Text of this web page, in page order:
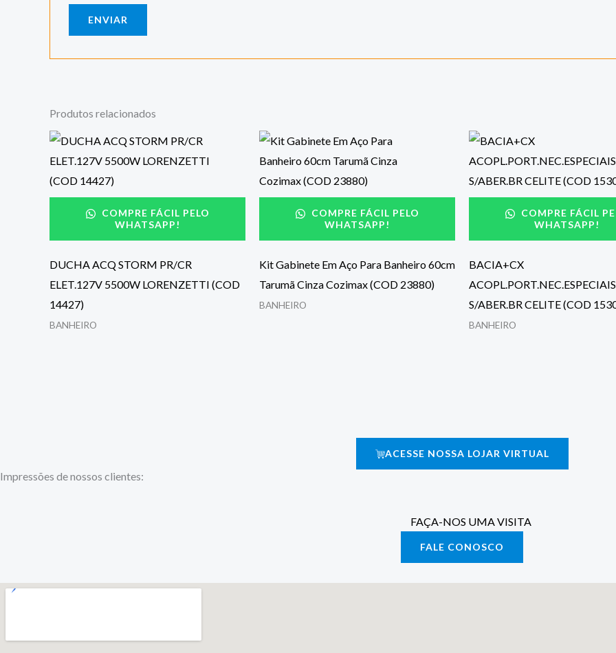
Produtos relacionados
COMPRE FÁCIL PELO
WHATSAPP!
DUCHA ACQ STORM PR/CR
ELET.127V 5500W LORENZETTI (COD
14427)
BANHEIRO
COMPRE FÁCIL PELO
WHATSAPP!
Kit Gabinete Em Aço Para Banheiro 60cm
Tarumã Cinza Cozimax (COD 23880)
BANHEIRO
COMPRE FÁCIL
WHATSAPP!
BACIA+CX
ACOPL.PORT.NEC.ESPECIAIS
S/ABER.BR CELITE (COD
BANHEIRO
ACESSE NOSSA LOJAR VIRTUAL
Impressões de nossos clientes:
FAÇA-NOS UMA VISITA
FALE CONOSCO